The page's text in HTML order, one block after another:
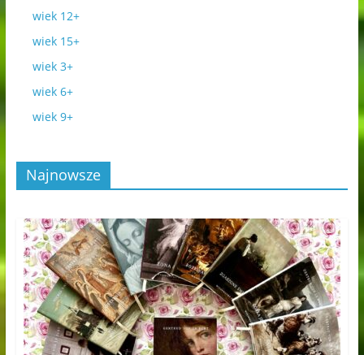
wiek 12+
wiek 15+
wiek 3+
wiek 6+
wiek 9+
Najnowsze